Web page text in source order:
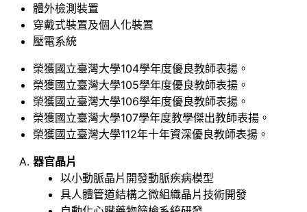
體外檢測裝置
穿戴式裝置及個人化裝置
壓電系統
榮獲國立臺灣大學104學年度優良教師表揚。
榮獲國立臺灣大學105學年度優良教師表揚。
榮獲國立臺灣大學106學年度優良教師表揚。
榮獲國立臺灣大學107學年度教學傑出教師表揚。
榮獲國立臺灣大學112年十年資深優良教師表揚。
器官晶片
以小動脈晶片開發動脈疾病模型
具人體管道結構之微組織晶片技術開發